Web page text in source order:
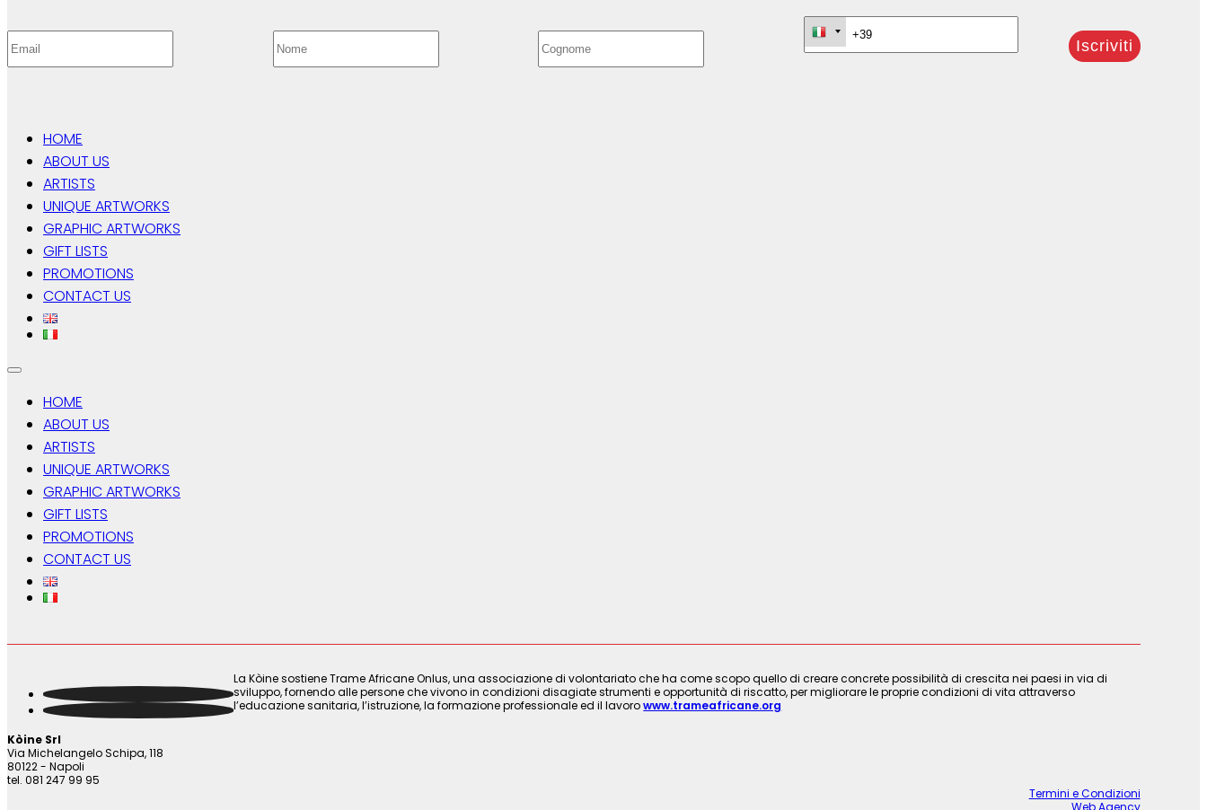
HOME
ABOUT US
ARTISTS
UNIQUE ARTWORKS
GRAPHIC ARTWORKS
GIFT LISTS
PROMOTIONS
CONTACT US
HOME
ABOUT US
ARTISTS
UNIQUE ARTWORKS
GRAPHIC ARTWORKS
GIFT LISTS
PROMOTIONS
CONTACT US
La Kòine sostiene Trame Africane Onlus, una associazione di volontariato che ha come scopo quello di creare concrete possibilità di crescita nei paesi in via di
sviluppo, fornendo alle persone che vivono in condizioni disagiate strumenti e opportunità di riscatto, per migliorare le proprie condizioni di vita attraverso
l’educazione sanitaria, l’istruzione, la formazione professionale ed il lavorowww.trameafricane.org
Kòine Srl
Via Michelangelo Schipa, 118
80122 - Napoli
tel. 081 247 99 95
Termini e Condizioni
Web Agency